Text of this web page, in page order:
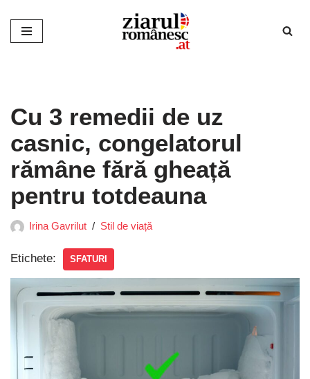
Sari
Cu 3 remedii de uz
casnic, congelatorul
rămâne fără gheață
pentru totdeauna
Irina Gavrilut Stil de viață
Etichete: SFATURI